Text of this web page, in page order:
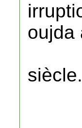
oujda
siècle.